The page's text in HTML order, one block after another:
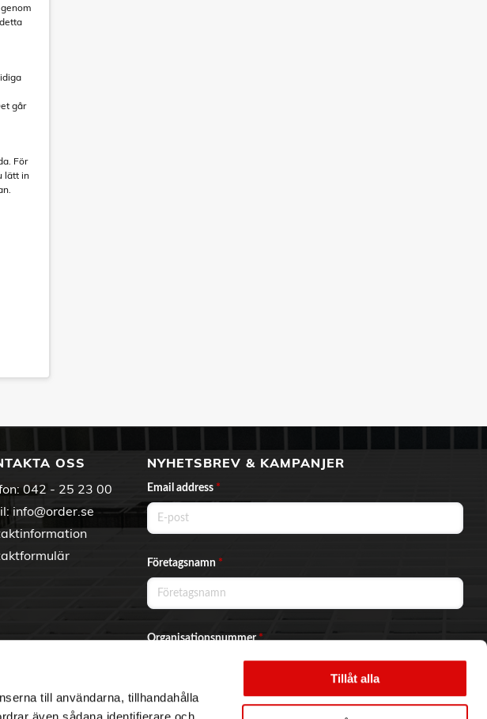
till användarna, tillhandahålla
Tillåt alla
går
För
lätt in
OSS
042 - 25 23 00
info@order.se
NYHETSBREV & KAMPANJER
Email address *
Företagsnamn *
Organisationsnummer*
Ja, jag vill prenumerera på nyhetsbrevet.